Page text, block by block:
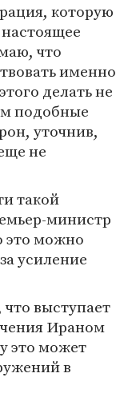
которую
что
именно
делать не
подобные
уточнив,
не
такой
министр
это можно
усиление
выступает
Ираном
это может
в